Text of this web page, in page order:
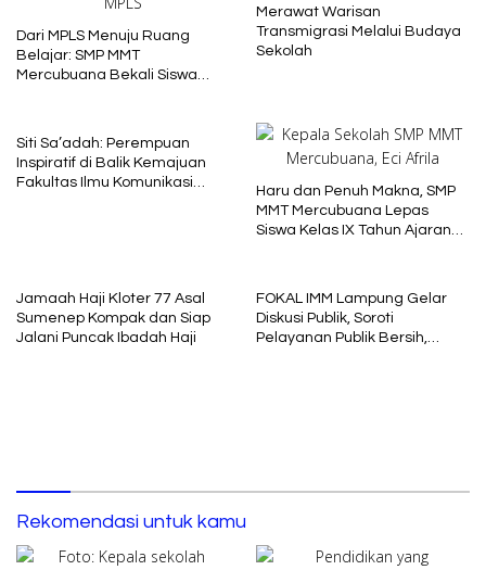
Dari MPLS Menuju Ruang
Belajar: SMP MMT
Mercubuana Bekali Siswa
Merawat Warisan
Transmigrasi Melalui Budaya
Sekolah
Siti Sa’adah: Perempuan
Inspiratif di Balik Kemajuan
Fakultas Ilmu Komunikasi
Haru dan Penuh Makna, SMP
MMT Mercubuana Lepas
Siswa Kelas IX Tahun Ajaran
Jamaah Haji Kloter 77 Asal
Sumenep Kompak dan Siap
Jalani Puncak Ibadah Haji
FOKAL IMM Lampung Gelar
Diskusi Publik, Soroti
Pelayanan Publik Bersih,
Rekomendasi untuk kamu